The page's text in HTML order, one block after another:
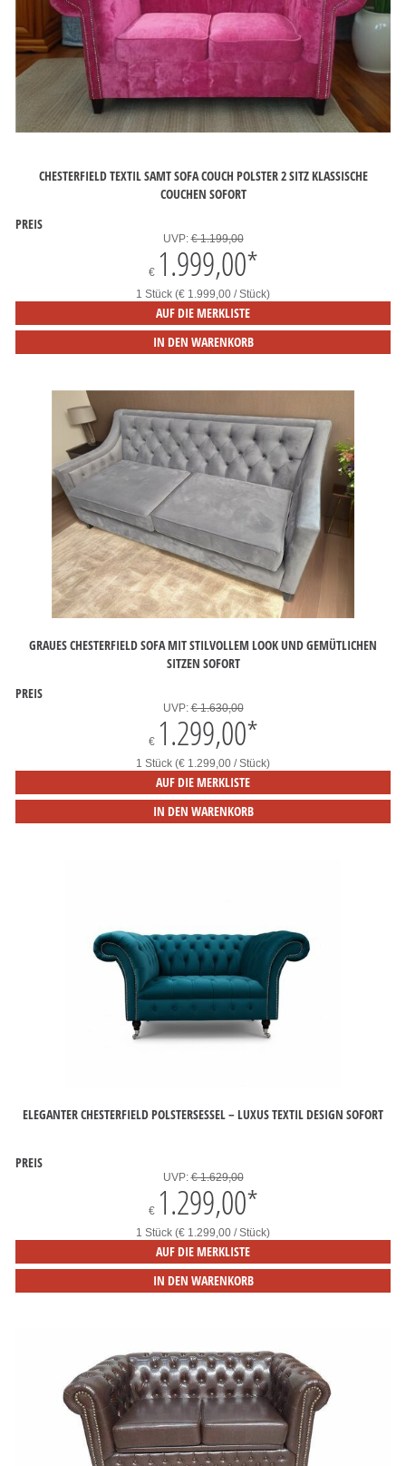
CHESTERFIELD TEXTIL SAMT SOFA COUCH POLSTER 2 SITZ KLASSISCHE
COUCHEN SOFORT
PREIS
UVP:€ 1.199,00
€ 1.999,00*
1 Stück (€ 1.999,00 / Stück)
AUF DIE MERKLISTE
IN DEN WARENKORB
GRAUES CHESTERFIELD SOFA MIT STILVOLLEM LOOK UND GEMÜTLICHEN
SITZEN SOFORT
PREIS
UVP:€ 1.630,00
€ 1.299,00*
1 Stück (€ 1.299,00 / Stück)
AUF DIE MERKLISTE
IN DEN WARENKORB
ELEGANTER CHESTERFIELD POLSTERSESSEL – LUXUS TEXTIL DESIGN SOFORT
PREIS
UVP:€ 1.629,00
€ 1.299,00*
1 Stück (€ 1.299,00 / Stück)
AUF DIE MERKLISTE
IN DEN WARENKORB